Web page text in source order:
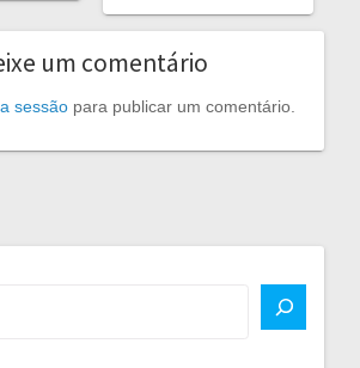
um comentário
sessão para publicar um comentário.